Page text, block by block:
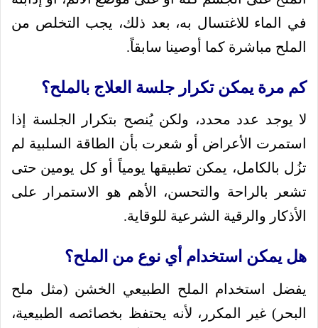
في الماء للاغتسال به، بعد ذلك، يجب التخلص من
الملح مباشرة كما أوصينا سابقاً.
كم مرة يمكن تكرار جلسة العلاج بالملح؟
لا يوجد عدد محدد، ولكن يُنصح بتكرار الجلسة إذا
استمرت الأعراض أو شعرت بأن الطاقة السلبية لم
تزُل بالكامل، يمكن تطبيقها يومياً أو كل يومين حتى
تشعر بالراحة والتحسن، الأهم هو الاستمرار على
الأذكار والرقية الشرعية للوقاية.
هل يمكن استخدام أي نوع من الملح؟
يفضل استخدام الملح الطبيعي الخشن (مثل ملح
البحر) غير المكرر، لأنه يحتفظ بخصائصه الطبيعية،